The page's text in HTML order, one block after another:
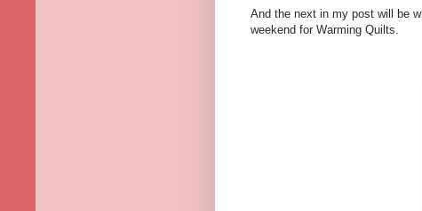
And the next in my post will be
weekend for Warming Quilts.